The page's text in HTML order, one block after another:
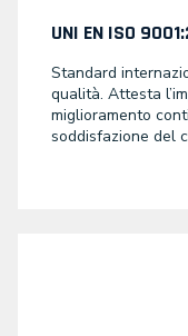
UNI EN ISO
Standard
qualità. Attesta
miglioramento
soddisfazione del